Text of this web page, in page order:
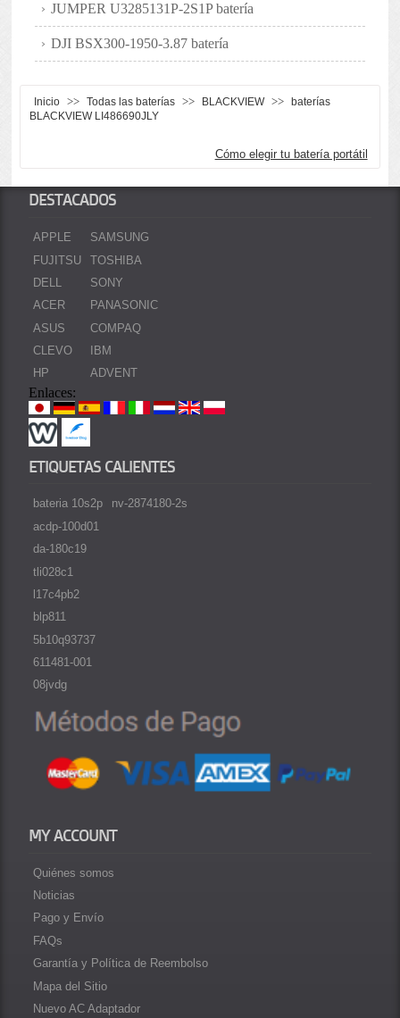
JUMPER U3285131P-2S1P batería
DJI BSX300-1950-3.87 batería
Inicio >> Todas las baterías >> BLACKVIEW >>
baterías
BLACKVIEW LI486690JLY
Cómo elegir tu batería portátil
DESTACADOS
APPLE
FUJITSU
DELL
ACER
ASUS
CLEVO
HP
SAMSUNG
TOSHIBA
SONY
PANASONIC
COMPAQ
IBM
ADVENT
Enlaces:
ETIQUETAS CALIENTES
bateria 10s2p
acdp-100d01
da-180c19
tli028c1
l17c4pb2
blp811
5b10q93737
611481-001
08jvdg
nv-2874180-2s
MY ACCOUNT
Quiénes somos
Noticias
Pago y Envío
FAQs
Garantía y Política de Reembolso
Mapa del Sitio
Nuevo AC Adaptador